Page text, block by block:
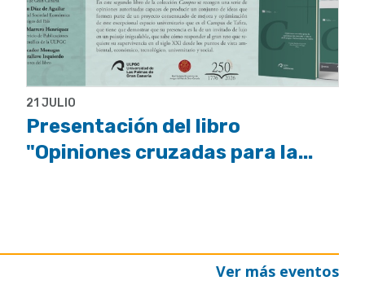
21 JULIO
Presentación del libro
"Opiniones cruzadas para la...
Ver más eventos